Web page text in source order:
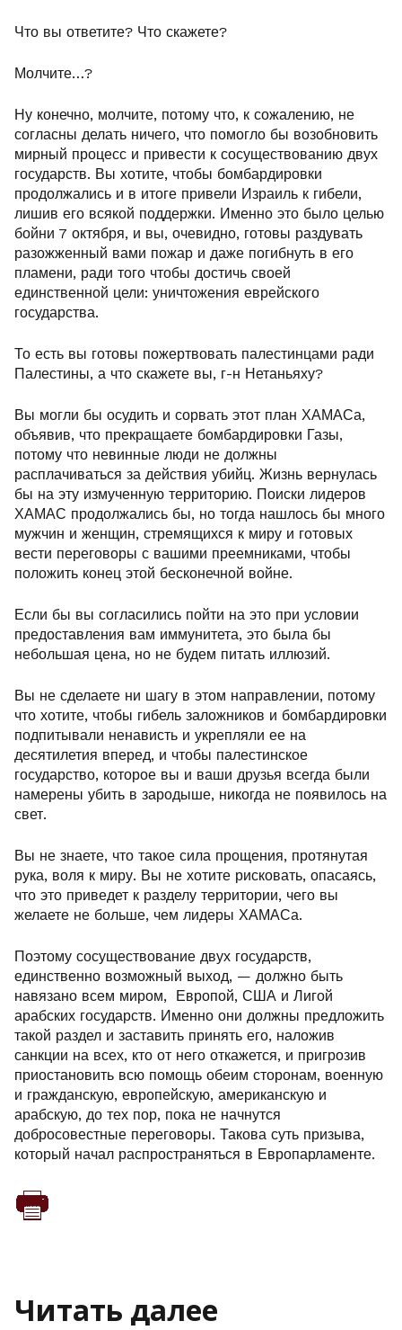
Что вы ответите? Что скажете?
Молчите…?
Ну конечно, молчите, потому что, к сожалению, не
согласны делать ничего, что помогло бы возобновить
мирный процесс и привести к сосуществованию двух
государств. Вы хотите, чтобы бомбардировки
продолжались и в итоге привели Израиль к гибели,
лишив его всякой поддержки. Именно это было целью
бойни 7 октября, и вы, очевидно, готовы раздувать
разожженный вами пожар и даже погибнуть в его
пламени, ради того чтобы достичь своей
единственной цели: уничтожения еврейского
государства.
То есть вы готовы пожертвовать палестинцами ради
Палестины, а что скажете вы, г-н Нетаньяху?
Вы могли бы осудить и сорвать этот план ХАМАСа,
объявив, что прекращаете бомбардировки Газы,
потому что невинные люди не должны
расплачиваться за действия убийц. Жизнь вернулась
бы на эту измученную территорию. Поиски лидеров
ХАМАС продолжались бы, но тогда нашлось бы много
мужчин и женщин, стремящихся к миру и готовых
вести переговоры с вашими преемниками, чтобы
положить конец этой бесконечной войне.
Если бы вы согласились пойти на это при условии
предоставления вам иммунитета, это была бы
небольшая цена, но не будем питать иллюзий.
Вы не сделаете ни шагу в этом направлении, потому
что хотите, чтобы гибель заложников и бомбардировки
подпитывали ненависть и укрепляли ее на
десятилетия вперед, и чтобы палестинское
государство, которое вы и ваши друзья всегда были
намерены убить в зародыше, никогда не появилось на
свет.
Вы не знаете, что такое сила прощения, протянутая
рука, воля к миру. Вы не хотите рисковать, опасаясь,
что это приведет к разделу территории, чего вы
желаете не больше, чем лидеры ХАМАСа.
Поэтому сосуществование двух государств,
единственно возможный выход, — должно быть
навязано всем миром, Европой, США и Лигой
арабских государств. Именно они должны предложить
такой раздел и заставить принять его, наложив
санкции на всех, кто от него откажется, и пригрозив
приостановить всю помощь обеим сторонам, военную
и гражданскую, европейскую, американскую и
арабскую, до тех пор, пока не начнутся
добросовестные переговоры. Такова суть призыва,
который начал распространяться в Европарламенте.
Читать далее